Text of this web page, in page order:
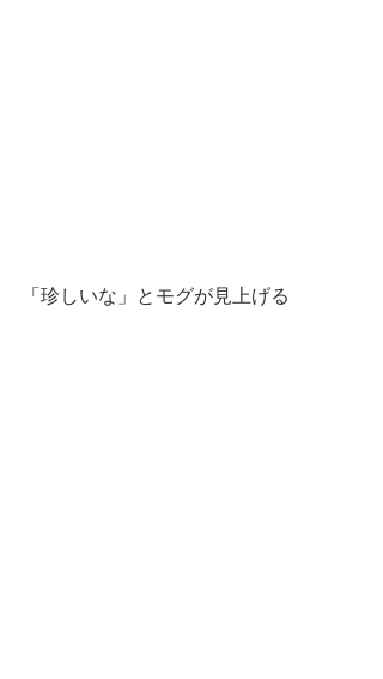
「珍しいな」とモグが見上げる